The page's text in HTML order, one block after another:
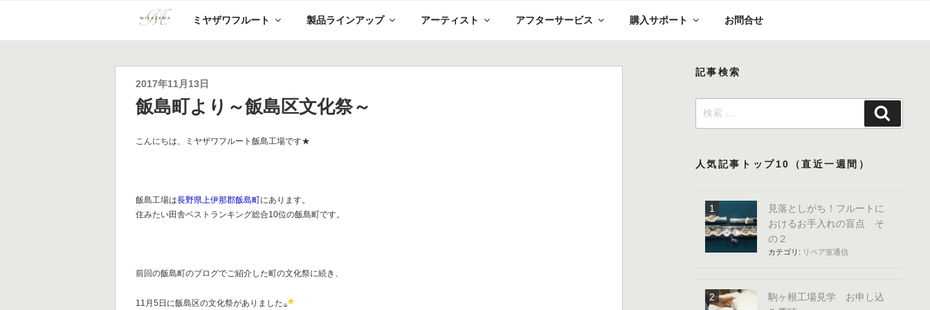
ミヤザワフルート 製品ラインアップ アーティスト アフターサービス 購入サポート お問合せ
投
稿
日:
2017年11月13日
飯島町より～飯島区文化祭～
こんにちは、ミヤザワフルート飯島工場です★
飯島工場は長野県上伊那郡飯島町にあります。
住みたい田舎ベストランキング総合10位の飯島町です。
前回の飯島町のブログでご紹介した町の文化祭に続き、
11月5日に飯島区の文化祭がありました
記事検索
検
索:
索
人気記事トップ10（直近一週間）
見落としがち！フルートに
おけるお手入れの盲点 そ
の２
カテゴリ: リペア室通信
駒ヶ根工場見学 お申し込